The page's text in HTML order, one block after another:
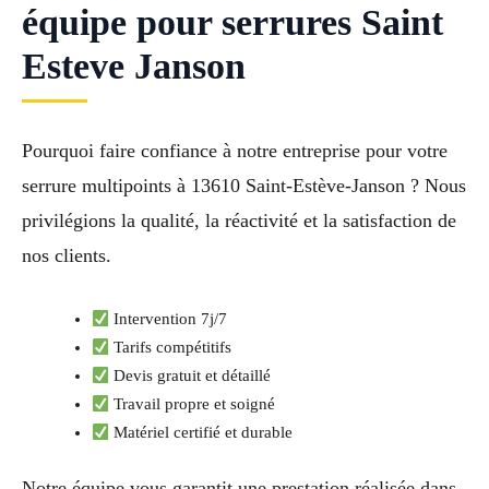
équipe pour serrures Saint
Esteve Janson
Pourquoi faire confiance à notre entreprise pour votre
serrure multipoints à 13610 Saint-Estève-Janson ? Nous
privilégions la qualité, la réactivité et la satisfaction de
nos clients.
Intervention 7j/7
Tarifs compétitifs
Devis gratuit et détaillé
Travail propre et soigné
Matériel certifié et durable